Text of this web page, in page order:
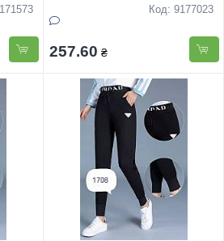
Код: 9177023
257.60 ₴